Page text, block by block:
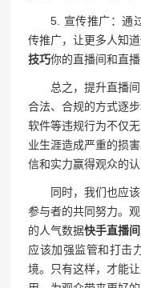
5. 宣传推广：通
传推广，让更多人知道
技巧你的直播间和直播
总之，提升直播
合法、合规的方式逐
软件等违规行为不仅
业生涯造成严重的损
信和实力赢得观众的认
同时，我们也应
参与者的共同努力。
的人气数据快手直播
应该加强监管和打击
境。只有这样，才能